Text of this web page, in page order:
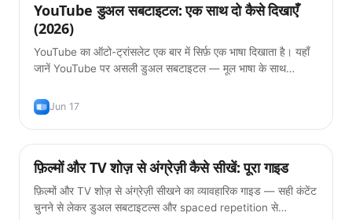
टिप्स
YouTube डुअल सबटाइटल: एक साथ दो कैसे दिखाएँ
(2026)
YouTube का ऑटो-ट्रांसलेट एक बार में सिर्फ़ एक भाषा दिखाता है। यहाँ
जानें YouTube पर असली डुअल सबटाइटल — मूल भाषा के साथ
Jun 17
सीखने के तरीके
फ़िल्मों और TV शोज़ से अंग्रेज़ी कैसे सीखें: पूरा गाइड
फ़िल्मों और TV शोज़ से अंग्रेज़ी सीखने का व्यावहारिक गाइड — सही कंटेंट
चुनने से लेकर डुअल सबटाइटल्स और spaced repetition से